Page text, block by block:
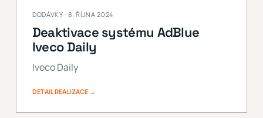
DODÁVKY · 8. ŘÍJNA 2024
Deaktivace systému AdBlue
Iveco Daily
Iveco Daily
DETAIL REALIZACE →